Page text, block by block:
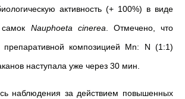
активность (+ 100%) в виде
самок Nauphoeta cinerea. Отмечено, что
композицией Mn: N (1:1)
наступала уже через 30 мин.
наблюдения за действием повышенных